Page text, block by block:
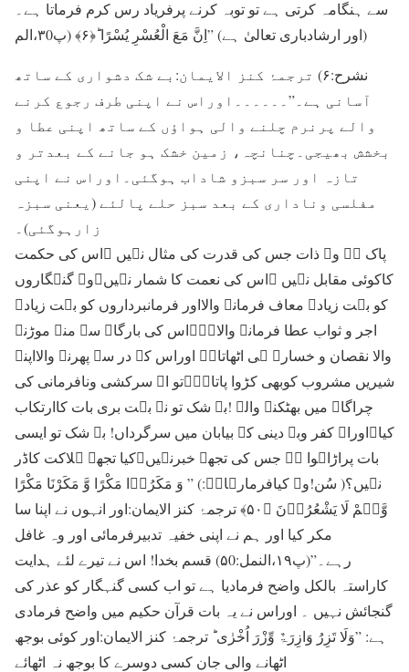
سے ہنگامہ کرتی ہے تو توبہ کرنے پرفریاد رس کرم فرماتا ہے۔
(اور ارشادباری تعالیٰ ہے) ”اِنَّ مَعَ الْعُسْرِ یُسْرًا ؕ﴿۶﴾ (پ۳0،الم
نشرح:۶) ترجمۂ کنز الایمان:بے شک دشواری کے ساتھ
آسانی ہے۔”۔۔۔۔۔۔اوراس نے اپنی طرف رجوع کرنے
والے پرنرم چلنے والی ہواؤں کے ساتھ اپنی عطا و
بخشش بھیجی۔چنانچہ، زمین خشک ہو جانے کے بعدتر و
تازہ اور سر سبزو شاداب ہوگئی۔اوراس نے اپنی
مفلسی وناداری کے بعد سبز حلے پالئے (یعنی سبزہ
زارہوگئی)۔
پاک ہے وہ ذات جس کی قدرت کی مثال نہیں ۔اس کی حکمت
کاکوئی مقابل نہیں ۔اس کی نعمت کا شمار نہیں۔وہ گنہگاروں
کو بہت زیادہ معاف فرمانے والااور فرمانبرداروں کو بہت زیادہ
اجر و ثواب عطا فرمانے والاہے۔اس کی بارگاہ سے منہ موڑنے
والا نقصان و خسارہ ہی اٹھاتاہے اوراس کے در سے پھرنے والااپنے
شیریں مشروب کوبھی کڑوا پاتاہے۔تو اے سرکشی ونافرمانی کی
چراگاہ میں بھٹکنے والے !بے شک تو نے بہت بری بات کاارتکاب
کیا۔اوراے کفر وبے دینی کے بیابان میں سرگرداں! بے شک تو ایسی
بات پراڑاہوا ہے جس کی تجھے خبرنہیں۔کیا تجھے ہلاکت کاڈر
نہیں؟( سُن!وہ کیافرمارہاہے:) ” وَ مَکَرُوۡا مَکْرًا وَّ مَکَرْنَا مَکْرًا
وَّہُمْ لَا یَشْعُرُوۡنَ ﴿۵۰﴾ ترجمۂ کنز الایمان:اور انہوں نے اپنا سا
مکر کیا اور ہم نے اپنی خفیہ تدبیرفرمائی اور وہ غافل
رہے۔”(پ۱۹،النمل:۵0) قسم بخدا! اس نے تیرے لئے ہدایت
کاراستہ بالکل واضح فرمادیا ہے تو اب کسی گنہگار کو عذر کی
گنجائش نہیں ۔ اوراس نے یہ بات قرآن حکیم میں واضح فرمادی
ہے: ”وَلَا تَزِرُ وَازِرَۃٌ وِّزْرَ اُخْرٰی ؕ ترجمۂ کنز الایمان:اور کوئی بوجھ
اٹھانے والی جان کسی دوسرے کا بوجھ نہ اٹھائے